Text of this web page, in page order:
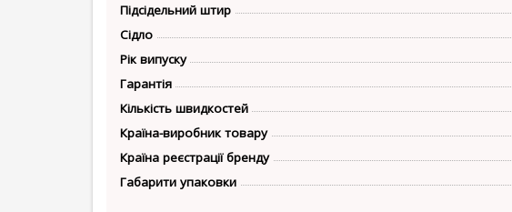
Підсідельний штир
Сідло
Рік випуску
Гарантія
Кількість швидкостей
Країна-виробник товару
Країна реєстрації бренду
Габарити упаковки